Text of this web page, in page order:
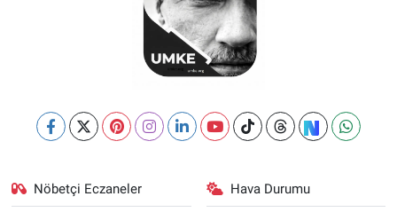
Nöbetçi Eczaneler Hava Durumu